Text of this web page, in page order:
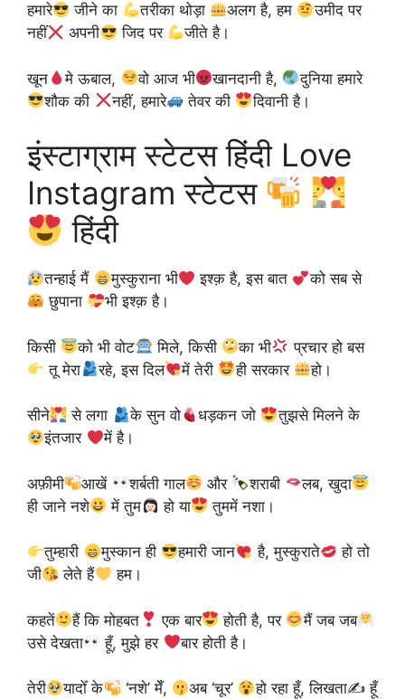
हमारे जीने का तरीका थोड़ा अलग है, हम
उमीद पर
नहीं
अपनी जिद पर जीते है।
खून मे ऊबाल, वो आज भी खानदानी है,
दुनिया हमारे
शौक की
नहीं, हमारे तेवर की दिवानी है।
इंस्टाग्राम स्टेटस हिंदी Love
Instagram स्टेटस
हिंदी
तन्हाई मैं मुस्कुराना भी इश्क़ है, इस बात
को सब से
छुपाना
भी इश्क़ है।
किसी को भी वोट मिले, किसी का भी
प्रचार हो बस
तू मेरा
रहे, इस दिल में तेरी ही सरकार हो।
सीने से लगा के सुन वो धड़कन जो
तुझसे मिलने के
इंतजार
में है।
अफ़ीमी आखें शर्बती गाल और शराबी
लब, खुदा
ही जाने नशे
में तुम हो या तुममें नशा।
तुम्हारी मुस्कान ही हमारी जान है, मुस्कुराते
हो तो
जी
लेते हैं हम।
कहतें हैं कि मोहबत एक बार होती है, पर
मैं जब जब
उसे देखता
हूँ, मुझे हर बार होती है।
तेरी यादोँ के ‘नशे’ मेँ, अब ‘चूर’ हो रहा हूँ, लिखता✍हूँ